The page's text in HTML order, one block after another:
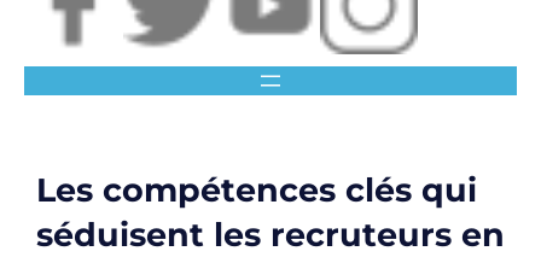
Les compétences clés qui
séduisent les recruteurs en